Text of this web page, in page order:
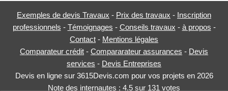
Exemples de devis Travaux - Prix des travaux - Inscription
professionnels - Témoignages - Conseils travaux - à propos -
Contact - Mentions légales
Comparateur crédit - Compararateur assurances - Devis
services - Devis Entreprises
Devis en ligne sur 3615Devis.com pour vos projets en 2026
Note des internautes : 4.5 sur 131 votes